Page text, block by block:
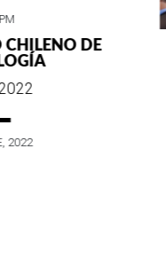
WRANGLER
EN SU